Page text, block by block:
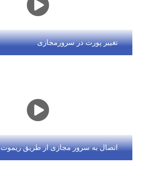
تغییر پورت در سرورمجازی
اتصال به سرور مجازی از طریق